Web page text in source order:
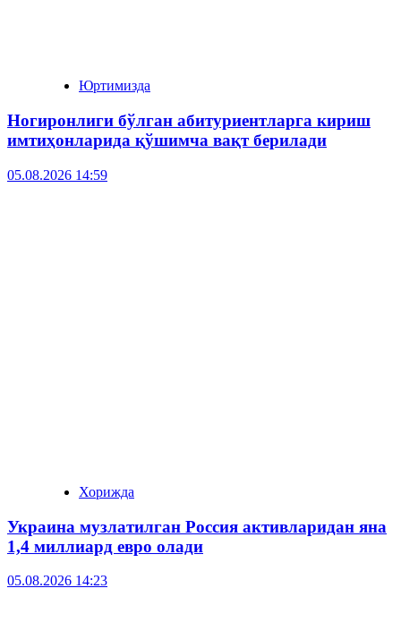
Юртимизда
Ногиронлиги бўлган абитуриентларга кириш
имтиҳонларида қўшимча вақт берилади
05.08.2026 14:59
Хорижда
Украина музлатилган Россия активларидан яна
1,4 миллиард евро олади
05.08.2026 14:23